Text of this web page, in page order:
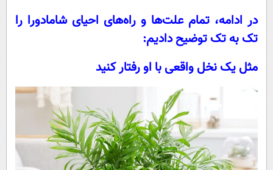
در ادامه، تمام علت‌ها و راه‌های احیای شامادورا را
تک به تک توضیح دادیم:
مثل یک نخل واقعی با او رفتار کنید